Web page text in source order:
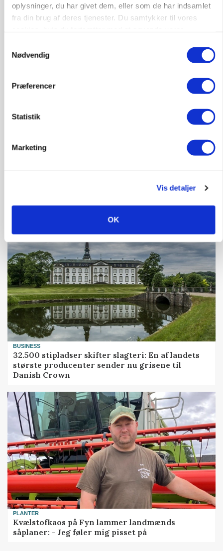
oplysninger, du har givet dem, eller som de har indsamlet
fra din brug af deres tjenester. Du samtykker til vores
Nødvendig
Præferencer
Statistik
Marketing
Vis detaljer
OK
ARRANGEMENT
Markvandring sætter fokus på elefantgræs
Grisenoteringen står stille
BUSINESS
32.500 stipladser skifter slagteri: En af landets
største producenter sender nu grisene til
Danish Crown
PLANTER
Kvælstofkaos på Fyn lammer landmænds
såplaner: - Jeg føler mig pisset på